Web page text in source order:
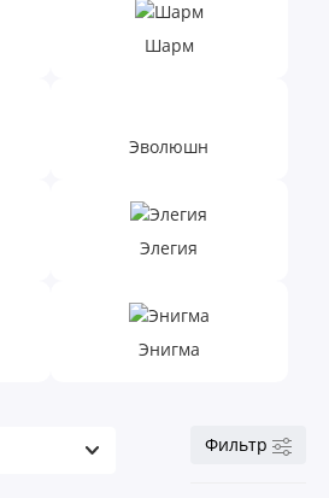
Шарм
Эволюшн
Элегия
Энигма
Фильтр